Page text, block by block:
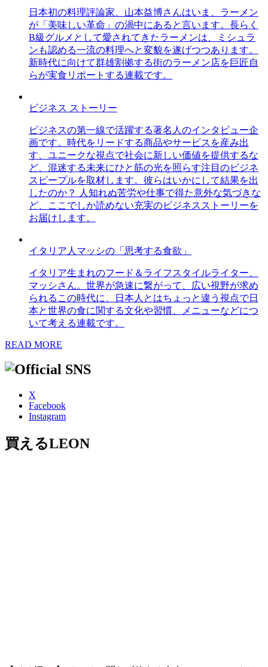
日本初の料理評論家、山本益博さんはいま、ラーメン
が「美味しい革命」の渦中にあると言います。長らく
B級グルメとして愛されてきたラーメンは、ミシュラ
ンも認める一流の料理へと変貌を遂げつつあります。
新時代に向けて群雄割拠する街のラーメン店を巨匠自
らが実食リポートする連載です。
ビジネス ストーリー
ビジネスの第一線で活躍する著名人のインタビュー企
画です。時代をリードする商品やサービスを産み出
す、ユニークな視点で社会に新しい価値を提供するな
ど、混迷する未来にひと筋の光を照らす注目のビジネ
スピープルを取材します。彼らはいかにして結果を出
したのか？ 人知れぬ苦労や仕事で得た意外な気づきな
ど、ここでしか読めない充実のビジネスストーリーを
お届けします。
イタリア人マッシの「思考する食欲」
イタリア生まれのフード＆ライフスタイルライター、
マッシさん。世界が急速に繋がって、広い視野が求め
られるこの時代に、日本人とはちょっと違う視点で日
本と世界の食に関する文化や習慣、メニューなどにつ
いて考える連載です。
READ MORE
X
Facebook
Instagram
買えるLEON